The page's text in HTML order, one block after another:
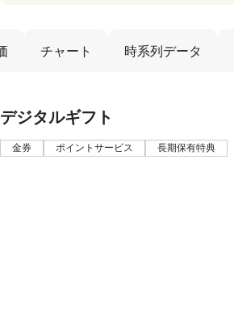
チャート 時系列データ
デジタルギフト
金券 ポイントサービス 長期保有特典